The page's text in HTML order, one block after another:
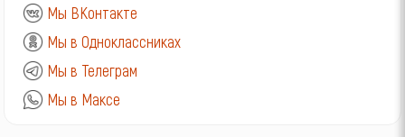
Мы ВКонтакте
Мы в Одноклассниках
Мы в Телеграм
Мы в Максе